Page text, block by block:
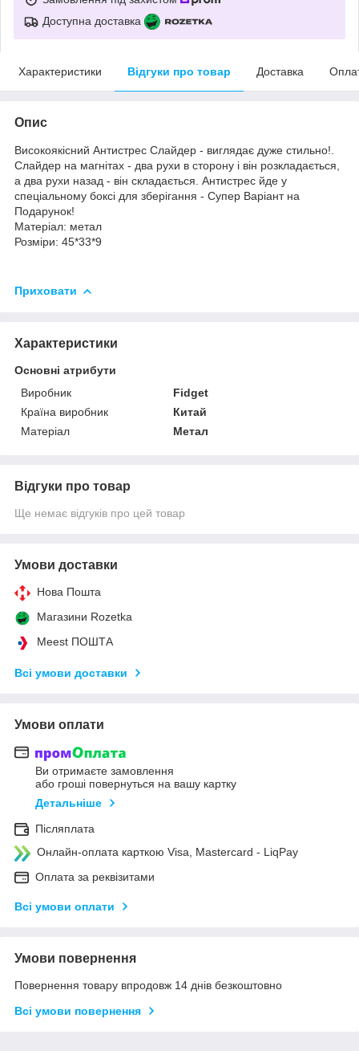
Доступна доставка
Характеристики Відгуки про товар Доставка
Опис
Високоякісний Антистрес Слайдер - виглядає дуже стильно!.
Слайдер на магнітах - два рухи в сторону і він розкладається,
а два рухи назад - він складається. Антистрес йде у
спеціальному боксі для зберігання - Супер Варіант на
Подарунок!
Матеріал: метал
Розміри: 45*33*9
Приховати
Характеристики
Основні атрибути
Виробник
Fidget
Країна виробник
Китай
Матеріал
Метал
Відгуки про товар
Ще немає відгуків про цей товар
Умови доставки
Нова Пошта
Магазини Rozetka
Meest ПОШТА
Всі умови доставки
Умови оплати
Ви отримаєте замовлення
або гроші повернуться на вашу картку
Детальніше
Післяплата
Онлайн-оплата карткою Visa, Mastercard - LiqPay
Оплата за реквізитами
Всі умови оплати
Умови повернення
Повернення товару впродовж 14 днів безкоштовно
Всі умови повернення